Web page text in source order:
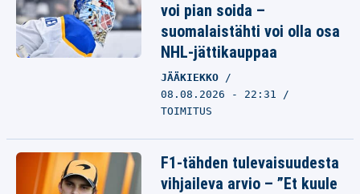
voi pian soida –
suomalaistähti voi olla osa
NHL-jättikauppaa
JÄÄKIEKKO
08.08.2026 - 22:31
TOIMITUS
F1-tähden tulevaisuudesta
vihjaileva arvio – ”Et kuule